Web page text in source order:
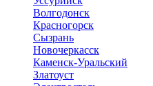
Волгодонск
Красногорск
Сызрань
Новочеркасск
Каменск-Уральский
Златоуст